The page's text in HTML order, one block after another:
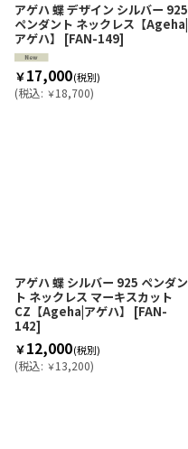
アゲハ 蝶 デザイン シルバー 925
ペンダント ネックレス【Ageha|
アゲハ】
[FAN-149]
￥17,000(税別)
(税込: ￥18,700)
アゲハ 蝶 シルバー 925 ペンダン
ト ネックレス マーキスカット
CZ【Ageha|アゲハ】
[FAN-
142]
￥12,000(税別)
(税込: ￥13,200)